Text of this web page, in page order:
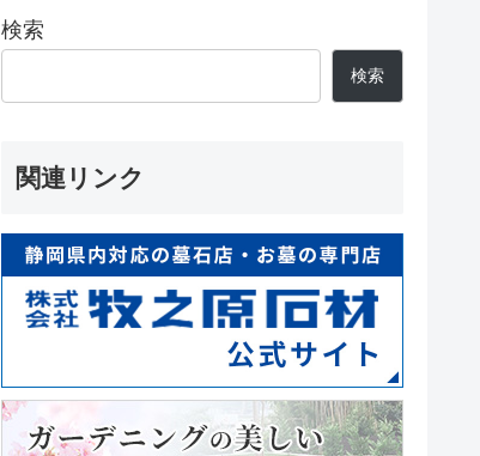
検索
検索
関連リンク